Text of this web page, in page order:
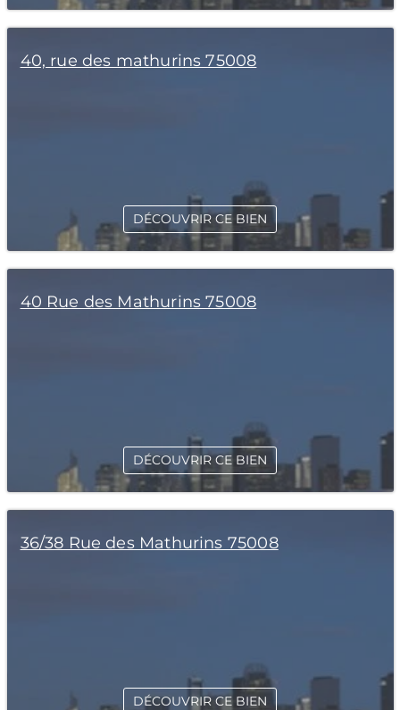
40, rue des mathurins 75008
DÉCOUVRIR CE BIEN
40 Rue des Mathurins 75008
DÉCOUVRIR CE BIEN
36/38 Rue des Mathurins 75008
DÉCOUVRIR CE BIEN